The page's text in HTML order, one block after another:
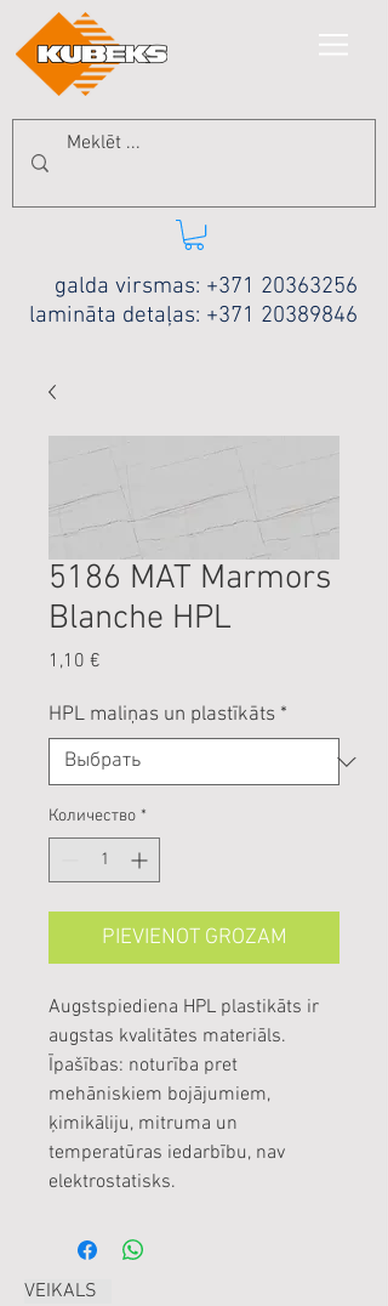
galda virsmas: +371 20363256
lamināta detaļas: +371 20389846
5186 MAT Marmors
Blanche HPL
1,10 €
HPL maliņas un plastīkāts *
Количество *
PIEVIENOT GROZAM
Augstspiediena HPL plastikāts ir
augstas kvalitātes materiāls.
Īpašības: noturība pret
mehāniskiem bojājumiem,
ķimikāliju, mitruma un
temperatūras iedarbību, nav
elektrostatisks.
VEIKALS